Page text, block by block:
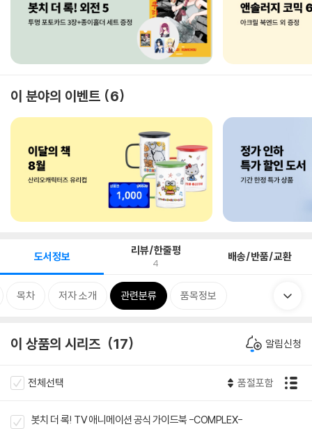
이 분야의 이벤트 6
도서정보 리뷰/한줄평
4 배송/반품/교환
목차 저자 소개 관련분류 품목정보
이 상품의 시리즈 17 알림신청
전체선택 품절포함
봇치 더 록! TV 애니메이션 공식 가이드북 -COMPLEX-